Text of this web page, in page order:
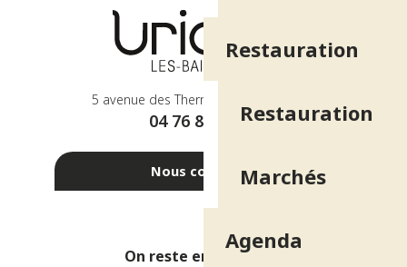
Restauration
Restauration
Marchés
Agenda
5 avenue des Thermes - 38410 Uriage
04 76 89 10 27
Nous contacter
On reste en contact ?